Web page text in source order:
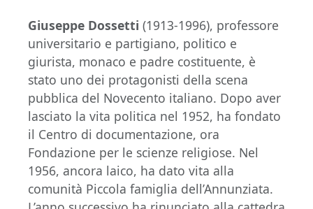
Giuseppe Dossetti (1913-1996), professore
universitario e partigiano, politico e
giurista, monaco e padre costituente, è
stato uno dei protagonisti della scena
pubblica del Novecento italiano. Dopo aver
lasciato la vita politica nel 1952, ha fondato
il Centro di documentazione, ora
Fondazione per le scienze religiose. Nel
1956, ancora laico, ha dato vita alla
comunità Piccola famiglia dell’Annunziata.